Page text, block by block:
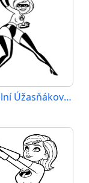
Tisknutelní Úžasňákovi zadarmo